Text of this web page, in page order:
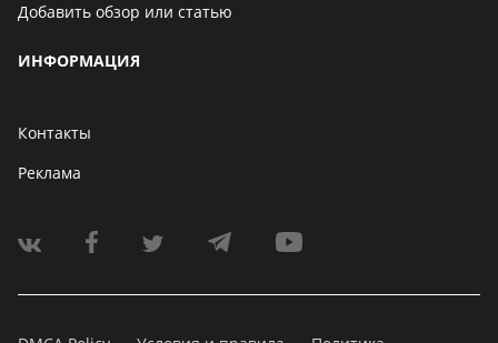
Добавить обзор или статью
ИНФОРМАЦИЯ
Контакты
Реклама